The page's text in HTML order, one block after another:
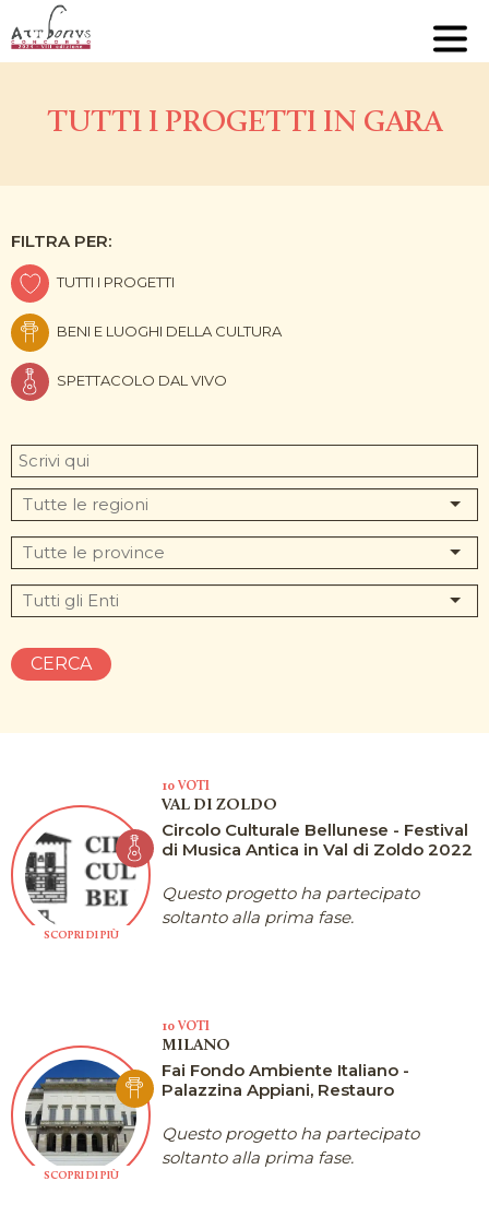
TUTTI I PROGETTI IN GARA
FILTRA PER:
TUTTI I PROGETTI
BENI E LUOGHI DELLA CULTURA
SPETTACOLO DAL VIVO
CERCA
SCOPRI DI PIÙ
10 VOTI
VAL DI ZOLDO
Circolo Culturale Bellunese - Festival
di Musica Antica in Val di Zoldo 2022
Questo progetto ha partecipato
soltanto alla prima fase.
SCOPRI DI PIÙ
10 VOTI
MILANO
Fai Fondo Ambiente Italiano -
Palazzina Appiani, Restauro
Questo progetto ha partecipato
soltanto alla prima fase.